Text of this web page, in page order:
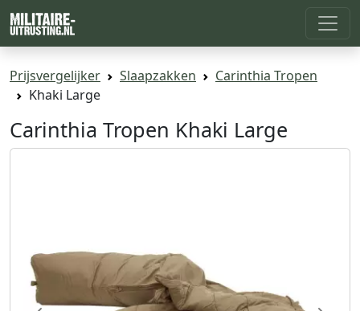
Prijsvergelijker Slaapzakken
Carinthia Tropen
Khaki Large
Carinthia Tropen Khaki Large